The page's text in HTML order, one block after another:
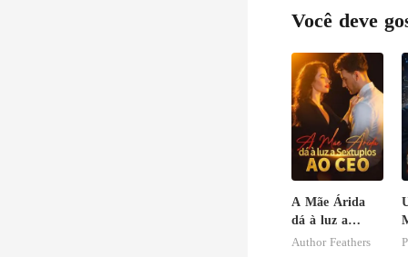
Você deve
A Mãe Árida
dá à luz a
Sextuplos ao
Author Feathers